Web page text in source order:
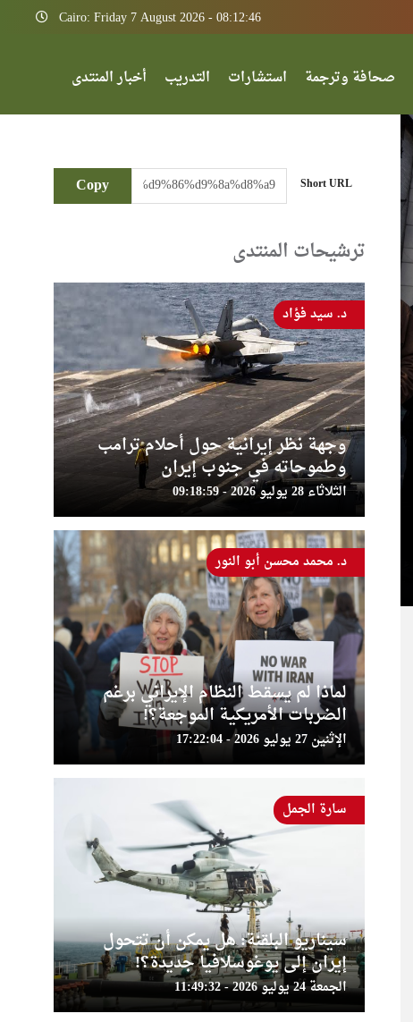
Cairo: Friday 7 August 2026 - 08:12:46
صحافة وترجمة استشارات التدريب أخبار المنتدى
Short URL
Copy
ترشيحات المنتدى
وجهة نظر إيرانية حول أحلام ترامب
وطموحاته في جنوب إيران
الثلاثاء 28 يوليو 2026 - 09:18:59
د. سيد فؤاد
لماذا لم يسقط النظام الإيراني برغم
الضربات الأمريكية الموجعة؟!
الإثنين 27 يوليو 2026 - 17:22:04
د. محمد محسن أبو النور
سيناريو البلقنة: هل يمكن أن تتحول
إيران إلى يوغوسلافيا جديدة؟!
الجمعة 24 يوليو 2026 - 11:49:32
سارة الجمل